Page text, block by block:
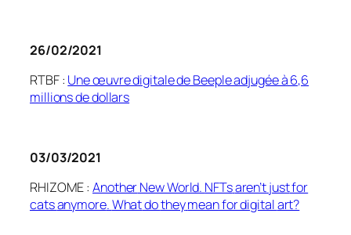
26/02/2021
RTBF : Une œuvre digitale de Beeple adjugée à 6,6
millions de dollars
03/03/2021
RHIZOME :AnotherNew World. NFTsaren’tjustfor
catsanymore.Whatdotheymeanfor digitalart?